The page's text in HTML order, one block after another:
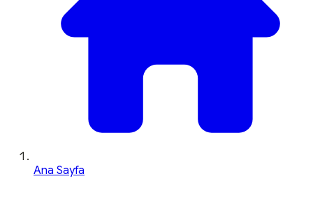
Ana Sayfa